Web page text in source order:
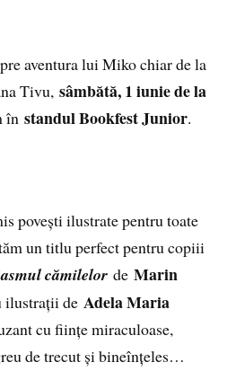
aventura lui Miko chiar de la
Tivu,sâmbătă, 1 iunie de la
înstandul Bookfest Junior.
povești ilustrate pentru toate
un titlu perfect pentru copiii
cămilelor deMarin
ilustrații de Adela Maria
cu ființe miraculoase,
de trecut și bineînțeles…